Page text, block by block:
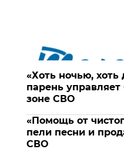
«Хоть ночью, хоть
парень
зоне СВО
«Помощь от
пели песни и
СВО